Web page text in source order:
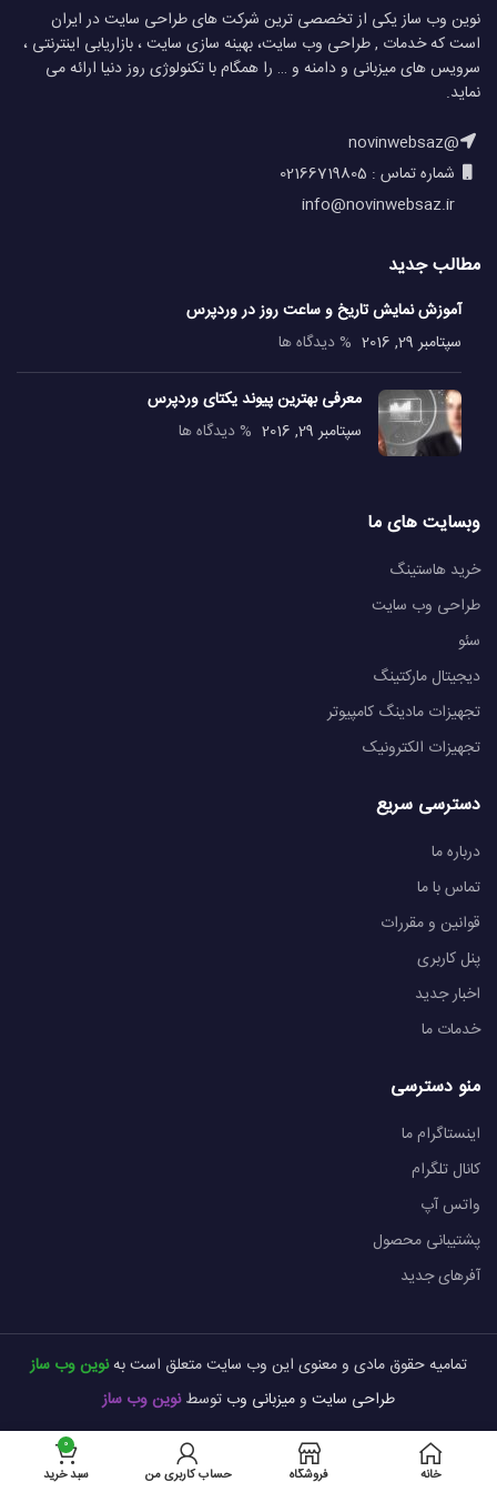
نوین وب ساز یکی از تخصصی ترین شرکت های طراحی سایت در ایران
است که خدمات , طراحی وب سایت، بهینه سازی سایت ، بازاریابی اینترنتی ،
سرویس های میزبانی و دامنه و … را همگام با تکنولوژی روز دنیا ارائه می
نماید.
@novinwebsaz
شماره تماس : 02166719805
مطالب جدید
آموزش نمایش تاریخ و ساعت روز در وردپرس
سپتامبر 29, 2016
% دیدگاه ها
معرفی بهترین پیوند یکتای وردپرس
سپتامبر 29, 2016
% دیدگاه ها
وبسایت های ما
خرید هاستینگ
طراحی وب سایت
سئو
دیجیتال مارکتینگ
تجهیزات مادینگ کامپیوتر
تجهیزات الکترونیک
دسترسی سریع
درباره ما
تماس با ما
قوانین و مقررات
پنل کاربری
اخبار جدید
خدمات ما
منو دسترسی
اینستاگرام ما
کانال تلگرام
واتس آپ
پشتیبانی محصول
آفرهای جدید
تمامیه حقوق مادی و معنوی این وب سایت متعلق است بهنوین وب ساز
طراحی سایت و میزبانی وب توسطنوین وب ساز
خانه فروشگاه حساب کاربری من
0
سبد خرید